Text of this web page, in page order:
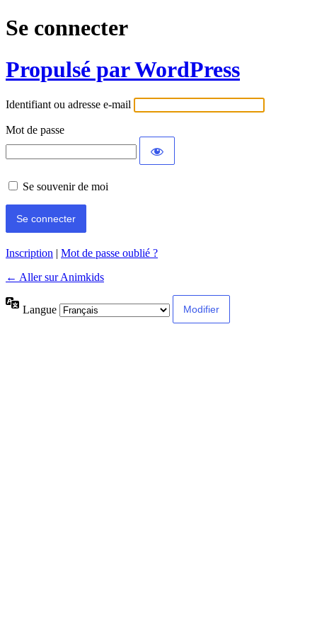
Se connecter
Propulsé par WordPress
Identifiant ou adresse e-mail
Mot de passe
Se souvenir de moi
Inscription | Mot de passe oublié ?
← Aller sur Animkids
Langue